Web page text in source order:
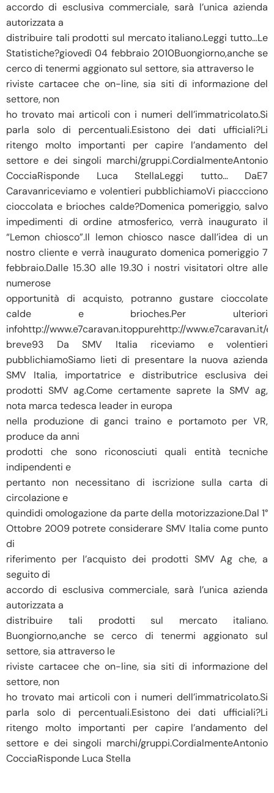
accordo di esclusiva commerciale, sarà l’unica azienda
autorizzata a
distribuire tali prodotti sul mercato italiano.Leggi tutto…Le
Statistiche?giovedì 04 febbraio 2010Buongiorno,anche se
cerco di tenermi aggionato sul settore, sia attraverso le
riviste cartacee che on-line, sia siti di informazione del
settore, non
ho trovato mai articoli con i numeri dell’immatricolato.Si
parla solo di percentuali.Esistono dei dati ufficiali?Li
ritengo molto importanti per capire l’andamento del
settore e dei singoli marchi/gruppi.CordialmenteAntonio
CocciaRisponde Luca StellaLeggi tutto… DaE7
Caravanriceviamo e volentieri pubblichiamoVi piaccciono
cioccolata e brioches calde?Domenica pomeriggio, salvo
impedimenti di ordine atmosferico, verrà inaugurato il
“Lemon chiosco”.Il lemon chiosco nasce dall’idea di un
nostro cliente e verrà inaugurato domenica pomeriggio 7
febbraio.Dalle 15.30 alle 19.30 i nostri visitatori oltre alle
numerose
opportunità di acquisto, potranno gustare cioccolate
calde e brioches.Per ulteriori
infohttp://www.e7caravan.itoppurehttp://www.e7caravan.it/
breve93 Da SMV Italia riceviamo e volentieri
pubblichiamoSiamo lieti di presentare la nuova azienda
SMV Italia, importatrice e distributrice esclusiva dei
prodotti SMV ag.Come certamente saprete la SMV ag,
nota marca tedesca leader in europa
nella produzione di ganci traino e portamoto per VR,
produce da anni
prodotti che sono riconosciuti quali entità tecniche
indipendenti e
pertanto non necessitano di iscrizione sulla carta di
circolazione e
quindidi omologazione da parte della motorizzazione.Dal 1°
Ottobre 2009 potrete considerare SMV Italia come punto
di
riferimento per l’acquisto dei prodotti SMV Ag che, a
seguito di
accordo di esclusiva commerciale, sarà l’unica azienda
autorizzata a
distribuire tali prodotti sul mercato italiano.
Buongiorno,anche se cerco di tenermi aggionato sul
settore, sia attraverso le
riviste cartacee che on-line, sia siti di informazione del
settore, non
ho trovato mai articoli con i numeri dell’immatricolato.Si
parla solo di percentuali.Esistono dei dati ufficiali?Li
ritengo molto importanti per capire l’andamento del
settore e dei singoli marchi/gruppi.CordialmenteAntonio
CocciaRisponde Luca Stella